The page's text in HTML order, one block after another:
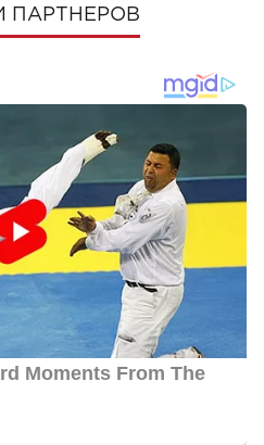
ПАРТНЕРОВ